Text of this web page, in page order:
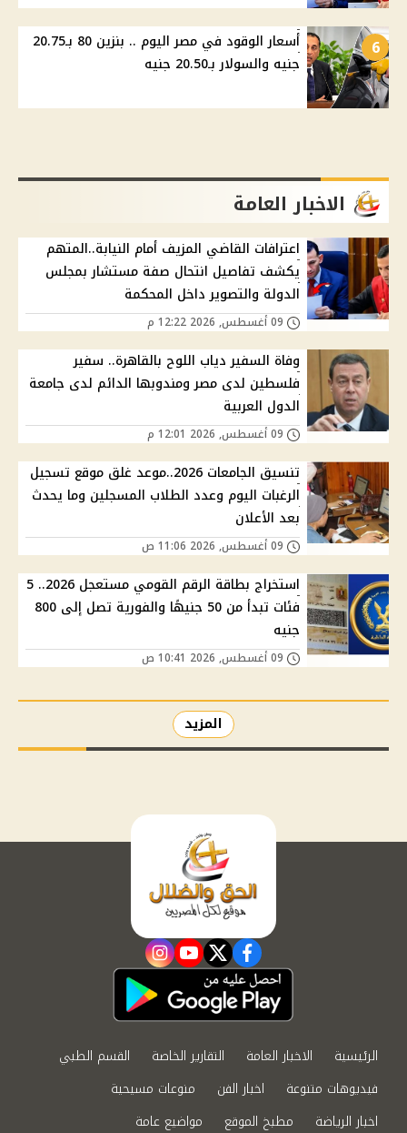
6
أسعار الوقود في مصر اليوم .. بنزين 80 بـ20.75
جنيه والسولار بـ20.50 جنيه
الاخبار العامة
اعترافات القاضي المزيف أمام النيابة..المتهم
يكشف تفاصيل انتحال صفة مستشار بمجلس
الدولة والتصوير داخل المحكمة
وفاة السفير دياب اللوح بالقاهرة.. سفير
فلسطين لدى مصر ومندوبها الدائم لدى جامعة
الدول العربية
تنسيق الجامعات 2026..موعد غلق موقع تسجيل
الرغبات اليوم وعدد الطلاب المسجلين وما يحدث
بعد الأعلان
استخراج بطاقة الرقم القومي مستعجل 2026.. 5
فئات تبدأ من 50 جنيهًا والفورية تصل إلى 800
جنيه
المزيد
facebook
twitter
youtube
instagram
الرئيسية الاخبار العامة التقارير الخاصة
القسم الطبي
فيديوهات متنوعة
اخبار الفن
منوعات مسيحية
اخبار الرياضة
مطبخ الموقع مواضيع عامة